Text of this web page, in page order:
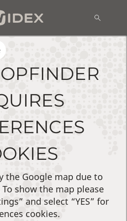
the Google map due to
show the map please
and select “YES” for
cookies.